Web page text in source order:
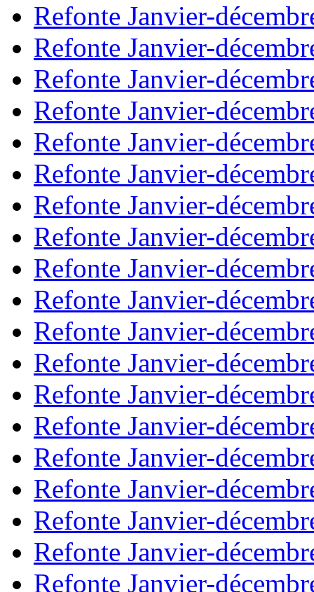
Refonte Janvier-
Refonte Janvier-
Refonte Janvier-
Refonte Janvier-
Refonte Janvier-
Refonte Janvier-
Refonte Janvier-
Refonte Janvier-
Refonte Janvier-
Refonte Janvier-
Refonte Janvier-
Refonte Janvier-
Refonte Janvier-
Refonte Janvier-
Refonte Janvier-
Refonte Janvier-
Refonte Janvier-
Refonte Janvier-
Refonte Janvier-